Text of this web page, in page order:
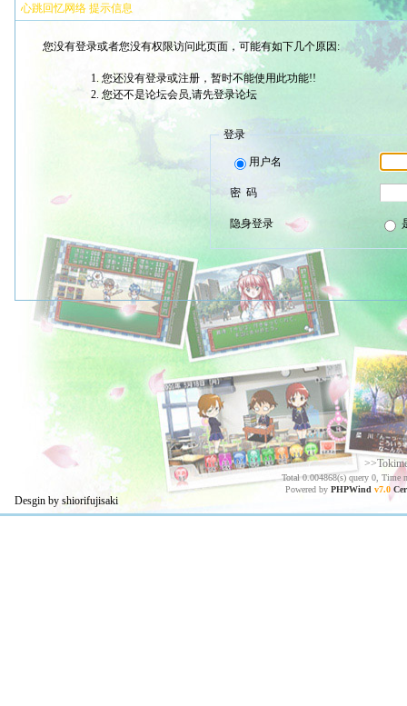
心跳回忆网络 提示信息
您没有登录或者您没有权限访问此页面，可能有如下几个原因:
您还没有登录或注册，暂时不能使用此功能!!
您还不是论坛会员,请先登录论坛
登录
用户名
密 码
隐身登录
Total 0.004868(s) query 0, Time
Powered by PHPWind v7.0
Desgin by shiorifujisaki